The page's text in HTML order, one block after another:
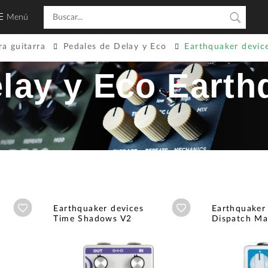
Menú
guitarra Pedales de Delay y Eco Earthquaker
y Eco
Añadir a wishlist
Earthquaker devices
Time Shadows V2
Añadir a wishlist
Earthquaker
Dispatch